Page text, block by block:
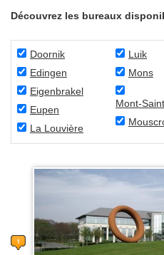
Découvrez les bureaux
Doornik
Edingen
Eigenbrakel
Eupen
La Louvière
Luik
Mons
Mont-